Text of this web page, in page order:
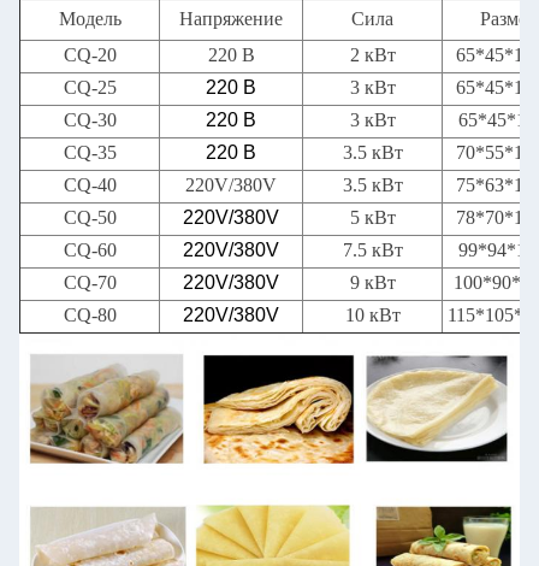
Модель Напряжение Сила
CQ-20
220 В 2 кВт
CQ-25
220 В 3 кВт
CQ-30
220 В 3 кВт
CQ-35
220 В 3.5 кВт
CQ-40
220V/380V 3.5 кВт
CQ-50
220V/380V 5 кВт
CQ-60
220V/380V 7.5 кВт
CQ-70
220V/380V 9 кВт
CQ-80
220V/380V 10 кВт